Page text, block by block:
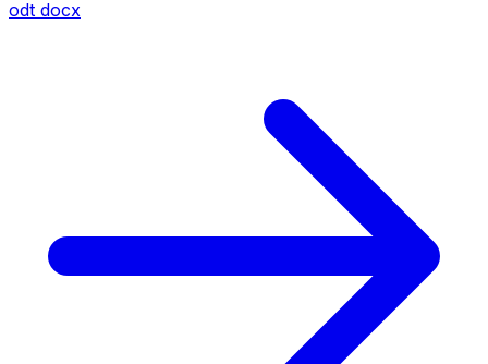
odt docx